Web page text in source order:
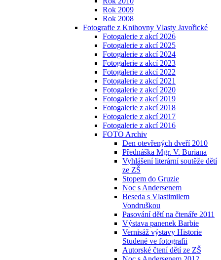
Rok 2009
Rok 2008
Fotografie z Knihovny Vlasty Javořické
Fotogalerie z akcí 2026
Fotogalerie z akcí 2025
Fotogalerie z akcí 2024
Fotogalerie z akcí 2023
Fotogalerie z akcí 2022
Fotogalerie z akcí 2021
Fotogalerie z akcí 2020
Fotogalerie z akcí 2019
Fotogalerie z akcí 2018
Fotogalerie z akcí 2017
Fotogalerie z akcí 2016
FOTO Archiv
Den otevřených dveří 2010
Přednáška Mgr. V. Buriana
Vyhlášení literární soutěže dětí
ze ZŠ
Stopem do Gruzie
Noc s Andersenem
Beseda s Vlastimilem
Vondruškou
Pasování dětí na čtenáře 2011
Výstava panenek Barbie
Vernisáž výstavy Historie
Studené ve fotografii
Autorské čtení dětí ze ZŠ